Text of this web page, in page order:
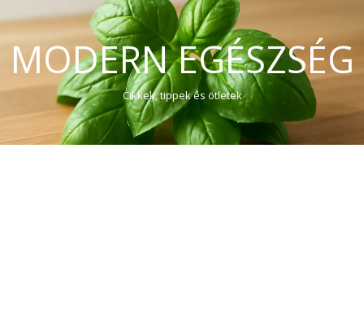
MODERN EGÉSZSÉG
Cikkek, tippek és ötletek